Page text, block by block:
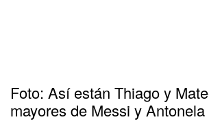
Foto: Así están Thiago y
mayores de Messi y